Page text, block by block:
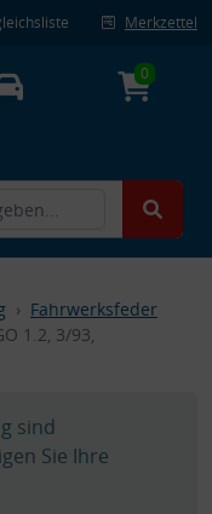
Merkzettel
0
Fahrwerksfeder
1.2, 3/93,
sind
Sie Ihre